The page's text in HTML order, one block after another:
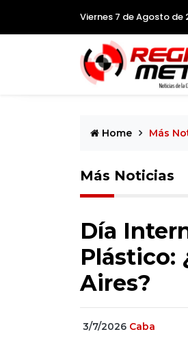
Viernes 7 de Agosto de
Home Más
Más Noticias
Día
Plástico:
Aires?
3/7/2026 Caba